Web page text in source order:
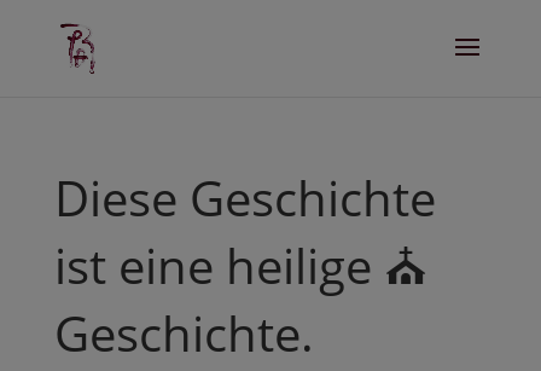
Diese Geschichte
ist eine heilige ⛪️
Geschichte.